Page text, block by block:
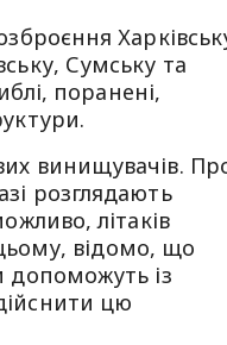
Сумську та
поранені,
винищувачів.
розглядають
літаків
відомо, що
допоможуть із
цю